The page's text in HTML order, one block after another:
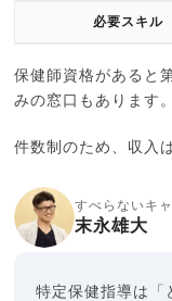
必要スキル
保健師資格があると
みの窓口もあります。
件数制のため、収入
すべらないキ
末永雄大
特定保健指導は「